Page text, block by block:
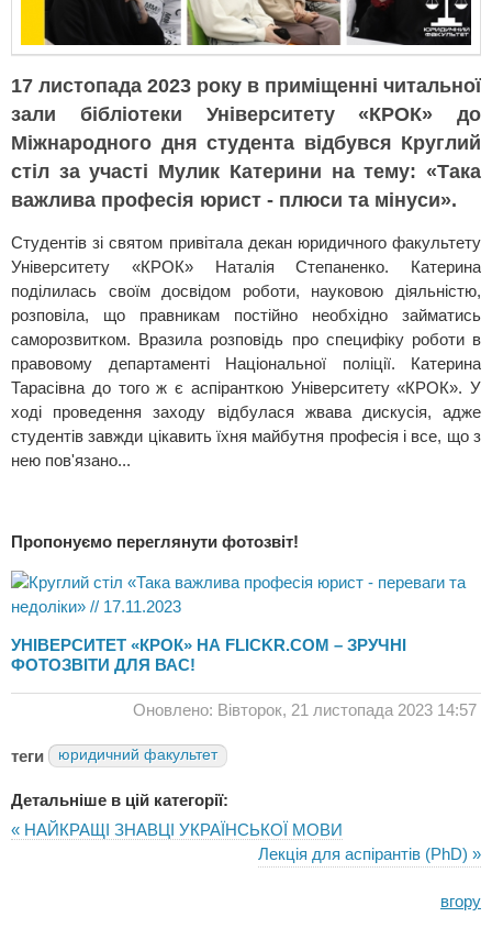
17 листопада 2023 року в приміщенні читальної
зали бібліотеки Університету «КРОК» до
Міжнародного дня студента відбувся Круглий
стіл за участі Мулик Катерини на тему: «Така
важлива професія юрист - плюси та мінуси».
Студентів зі святом привітала декан юридичного факультету
Університету «КРОК» Наталія Степаненко. Катерина
поділилась своїм досвідом роботи, науковою діяльністю,
розповіла, що правникам постійно необхідно займатись
саморозвитком. Вразила розповідь про специфіку роботи в
правовому департаменті Національної поліції. Катерина
Тарасівна до того ж є аспіранткою Університету «КРОК». У
ході проведення заходу відбулася жвава дискусія, адже
студентів завжди цікавить їхня майбутня професія і все, що з
нею пов'язано...
Пропонуємо переглянути фотозвіт!
УНІВЕРСИТЕТ «КРОК» НА FLICKR.COM – ЗРУЧНІ
ФОТОЗВІТИ ДЛЯ ВАС!
Оновлено: Вівторок, 21 листопада 2023 14:57
теги юридичний факультет
Детальніше в цій категорії:
« НАЙКРАЩІ ЗНАВЦІ УКРАЇНСЬКОЇ МОВИ
Лекція для аспірантів (PhD) »
вгору